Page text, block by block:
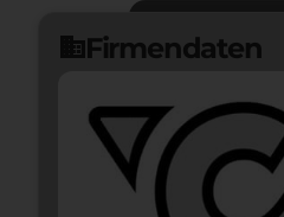
domainFirmendaten